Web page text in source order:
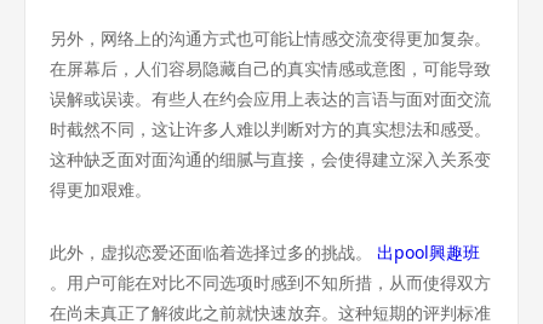
另外，网络上的沟通方式也可能让情感交流变得更加复杂。
在屏幕后，人们容易隐藏自己的真实情感或意图，可能导致
误解或误读。有些人在约会应用上表达的言语与面对面交流
时截然不同，这让许多人难以判断对方的真实想法和感受。
这种缺乏面对面沟通的细腻与直接，会使得建立深入关系变
得更加艰难。
此外，虚拟恋爱还面临着选择过多的挑战。 出pool興趣班
。用户可能在对比不同选项时感到不知所措，从而使得双方
在尚未真正了解彼此之前就快速放弃。这种短期的评判标准